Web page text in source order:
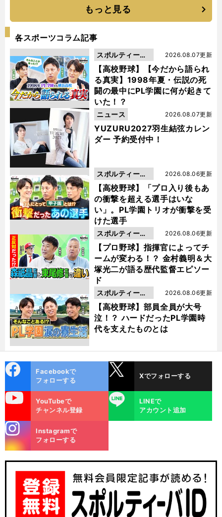
もっと見る
各スポーツコラム記事
【高校野球】【今だから語られ
る真実】1998年夏・伝説の死
闘の最中にPL学園に何が起きて
いた！？
2026.08.07更新
スポルティーバ
動画
YUZURU2027羽生結弦カレン
ダー 予約受付中！
2026.08.07更新
ニュース
【高校野球】「プロ入り後もあ
の衝撃を超える選手はいな
い」。PL学園トリオが衝撃を受
けた選手
2026.08.06更新
スポルティーバ
動画
【プロ野球】指揮官によってチ
ームが変わる！？ 金村義明＆大
塚光二が語る歴代監督エピソー
ド
2026.08.06更新
スポルティーバ
動画
【高校野球】部員全員が大号
泣！？ ハードだったPL学園時
代を支えたものとは
2026.08.06更新
スポルティーバ
動画
ok
Facebookで
フォローする
Xでフォローする
YouTubeで
チャンネル登録
LINE
LINEで
アカウント追加
m
Instagramで
フォローする